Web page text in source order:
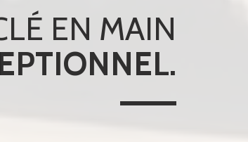
EN MAIN
FRAGILE.